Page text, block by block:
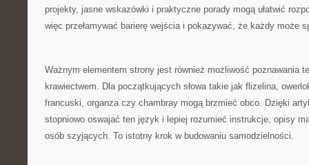
projekty, jasne wskazówki i praktyczne porady mogą ułatwić
więc przełamywać barierę wejścia i pokazywać, że każdy może
Ważnym elementem strony jest również możliwość poznawania
krawiectwem. Dla początkujących słowa takie jak flizelina,
francuski, organza czy chambray mogą brzmieć obco. Dzięki
stopniowo oswajać ten język i lepiej rozumieć instrukcje, opisy
osób szyjących. To istotny krok w budowaniu samodzielności.